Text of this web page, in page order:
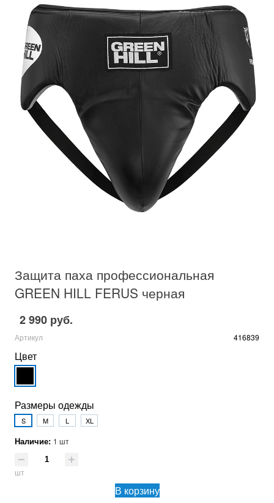
Защита паха профессиональная
GREEN HILL FERUS черная
2 990 руб.
Артикул 416839
Цвет
Размеры одежды
S M L XL
Наличие: 1 шт
шт
В корзину